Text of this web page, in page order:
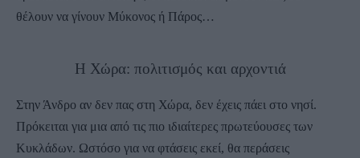
θέλουν να γίνουν Μύκονος ή Πάρος…
Η Χώρα: πολιτισμός και αρχοντιά
Στην Άνδρο αν δεν πας στη Χώρα, δεν έχεις πάει στο νησί.
Πρόκειται για μια από τις πιο ιδιαίτερες πρωτεύουσες των
Κυκλάδων. Ωστόσο για να φτάσεις εκεί, θα περάσεις